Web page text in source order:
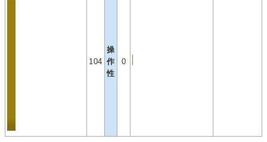
104
操
作
性
0